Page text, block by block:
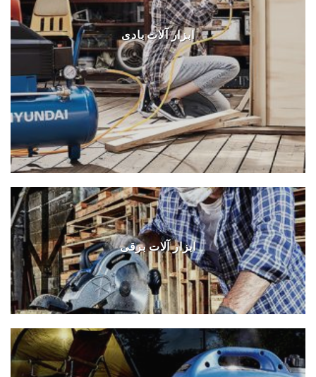
ابزار آلات بادی
ابزار آلات برقی